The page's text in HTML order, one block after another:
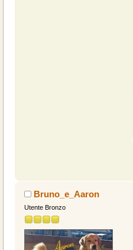
Bruno_e_Aaron
Utente Bronzo